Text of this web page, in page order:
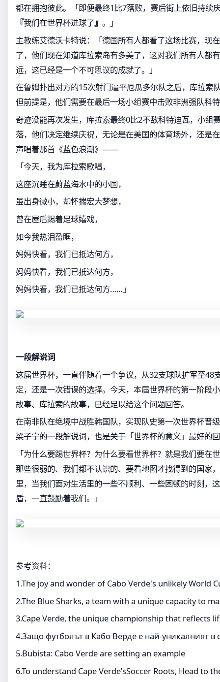
都在拥抱彼此。「即便最终1比7落败，赛后街上依旧持续
『我们在世界杯进球了』 。」
主教练艾德沃卡特说：「德国所有人都看了这场比赛，现
了，他们现在知道库拉索岛有多美了，这对我们所有人都
远，这已经是一个不可思议的成就了。」
在鲁姆扑出对方的15次射门逼平厄瓜多尔队之后，库拉索
但前提是，他们需要在最后一场小组赛中击败非洲强队科
奇迹没能再次发生，库拉索最终0比2不敌科特迪瓦，小组
落，他们决定继续庆祝，无论是在美国的体育场外，还是
声唱着那首《蓝色浪潮》——
「今天，我为库拉索歌唱，
这座沉睡在蔚蓝海水中的小国，
虽出身微小，却怀揣宏大梦想，
曾在屋后踢着足球嬉戏，
如今我热泪盈眶，
妈妈快看，我们已抵达何方，
妈妈快看，我们已抵达何方，
妈妈快看，我们已抵达何方……」
一段解说词
这届世界杯，一直伴随着一个争议，从32支球队扩军至48
定，还是一次错误的选择。今天，本届世界杯的第一阶段
故事、库拉索的故事，已经足以给这个问题回答。
在南非队在绝境中战胜韩国队，实现队史第一次世界杯晋
梁子宁的一段解说词，也是关于「世界杯的意义」最好
「为什么要踢世界杯？为什么要看世界杯？就是我们要在
那些很弱的、我们都不认识的、要看地图才找得到的国家
里，当我们面对生活里的一些不顺利、一些困顿的时刻，
盾，一直鼓励着我们。」
参考资料：
1.The joy and wonder of Cabo Verde's unlikely World
2.The Blue Sharks, a team with a unique capacity to
3.Cape Verde, the unique championship that reflects
4.Защо футболът в Кабо Верде е най-уникалният в
5.Bubista: Cabo Verde are setting an example
6.To understand Cape Verde’sSoccer Roots, Head to